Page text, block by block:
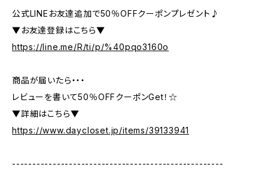
公式LINEお友達追加で50％OFFクーポンプレゼント♪
▼お友達登録はこちら▼
https://line.me/R/ti/p/%40pqo3160o
商品が届いたら・・・
レビューを書いて50％OFFクーポンGet！☆
▼詳細はこちら▼
https://www.daycloset.jp/items/39133941
----------------------------------------------------